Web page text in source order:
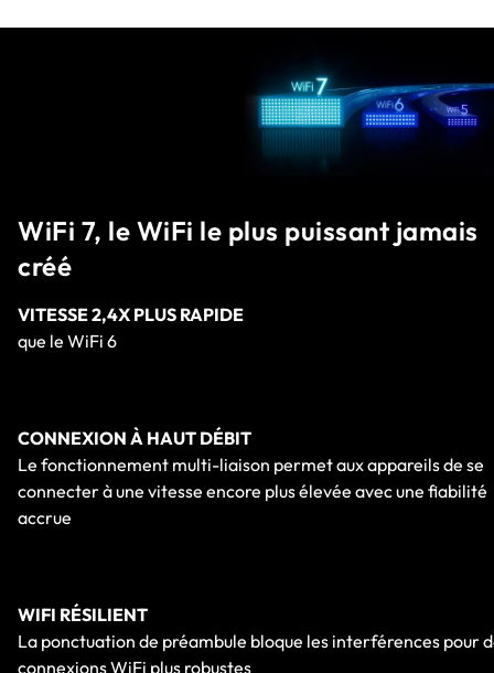
WiFi 7, le WiFi le plus puissant jamais
créé
VITESSE 2,4X PLUS RAPIDE
que le WiFi 6
CONNEXION À HAUT DÉBIT
Le fonctionnement multi-liaison permet aux appareils de se
connecter à une vitesse encore plus élevée avec une fiabilité
accrue
WIFI RÉSILIENT
La ponctuation de préambule bloque les interférences pour
connexions WiFi plus robustes